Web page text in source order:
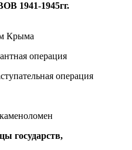
1941-1945гг.
Крыма
операция
операция
государств,